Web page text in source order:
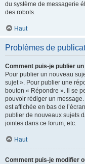
du système de messagerie
des robots.
Haut
Problèmes de
Comment puis-je publier
Pour publier un nouveau
sujet ». Pour publier une
bouton « Répondre ». Il se
pouvoir rédiger un
est affichée en bas de
publier de nouveaux sujets
jointes dans ce forum, etc.
Haut
Comment puis-je modifier